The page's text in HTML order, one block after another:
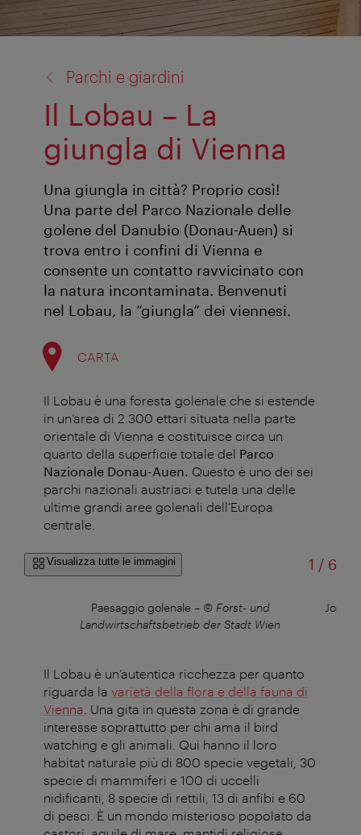
Parchi e giardini
Il Lobau – La
giungla di Vienna
Una giungla in città? Proprio così!
Una parte del Parco Nazionale delle
golene del Danubio (Donau-Auen) si
trova entro i confini di Vienna e
consente un contatto ravvicinato con
la natura incontaminata. Benvenuti
nel Lobau, la “giungla” dei viennesi.
CARTA
Il Lobau è una foresta golenale che si estende
in un’area di 2.300 ettari situata nella parte
orientale di Vienna e costituisce circa un
quarto della superficie totale del Parco
Nazionale Donau-Auen. Questo è uno dei sei
parchi nazionali austriaci e tutela una delle
ultime grandi aree golenali dell’Europa
centrale.
Visualizza tutte le immagini 1 /di
6
Paesaggio golenale– © Forst- und
Landwirtschaftsbetrieb der Stadt Wien
Il Lobau è un’autentica ricchezza per quanto
riguarda la varietà della flora e della fauna di
Vienna . Una gita in questa zona è di grande
interesse soprattutto per chi ama il bird
watching e gli animali. Qui hanno il loro
habitat naturale più di 800 specie vegetali, 30
specie di mammiferi e 100 di uccelli
nidificanti, 8 specie di rettili, 13 di anfibi e 60
di pesci. È un mondo misterioso popolato da